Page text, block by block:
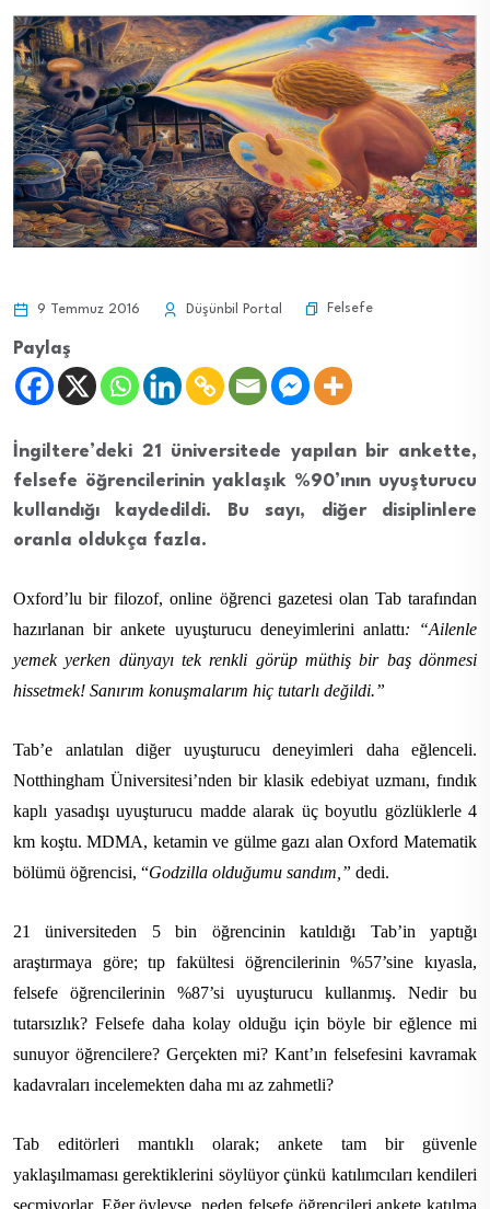
9 Temmuz 2016 Düşünbil Portal Felsefe
Paylaş
İngiltere’deki 21 üniversitede yapılan bir ankette,
felsefe öğrencilerinin yaklaşık %90’ının uyuşturucu
kullandığı kaydedildi. Bu sayı, diğer disiplinlere
oranla oldukça fazla.
Oxford’lu bir filozof, online öğrenci gazetesi olan Tab tarafından
hazırlanan bir ankete uyuşturucu deneyimlerini anlattı: “Ailenle
yemek yerken dünyayı tek renkli görüp müthiş bir baş dönmesi
hissetmek! Sanırım konuşmalarım hiç tutarlı değildi.”
Tab’e anlatılan diğer uyuşturucu deneyimleri daha eğlenceli.
Notthingham Üniversitesi’nden bir klasik edebiyat uzmanı, fındık
kaplı yasadışı uyuşturucu madde alarak üç boyutlu gözlüklerle 4
km koştu. MDMA, ketamin ve gülme gazı alan Oxford Matematik
bölümü öğrencisi, “Godzilla olduğumu sandım,” dedi.
21 üniversiteden 5 bin öğrencinin katıldığı Tab’in yaptığı
araştırmaya göre; tıp fakültesi öğrencilerinin %57’sine kıyasla,
felsefe öğrencilerinin %87’si uyuşturucu kullanmış. Nedir bu
tutarsızlık? Felsefe daha kolay olduğu için böyle bir eğlence mi
sunuyor öğrencilere? Gerçekten mi? Kant’ın felsefesini kavramak
kadavraları incelemekten daha mı az zahmetli?
Tab editörleri mantıklı olarak; ankete tam bir güvenle
yaklaşılmaması gerektiklerini söylüyor çünkü katılımcıları kendileri
seçmiyorlar. Eğer öyleyse, neden felsefe öğrencileri ankete katılma